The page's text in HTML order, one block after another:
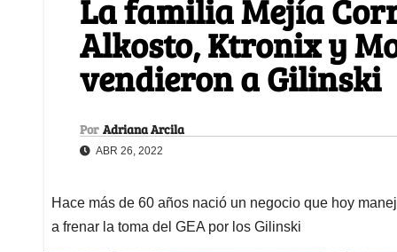
La familia Mejía
Alkosto, Ktronix y
vendieron a Gilinski
Por Adriana Arcila
ABR 26, 2022
Hace más de 60 años nació un negocio que hoy
a frenar la toma del GEA por los Gilinski